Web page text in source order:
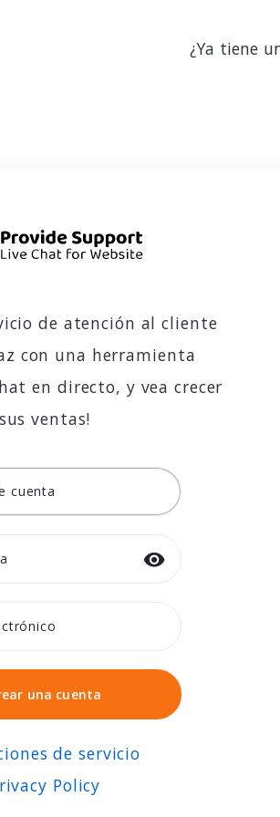
¿Ya tiene
de atención al cliente
con una herramienta
en directo, y vea crecer
sus ventas!
cuenta
una cuenta
una cuenta
de servicio
Policy